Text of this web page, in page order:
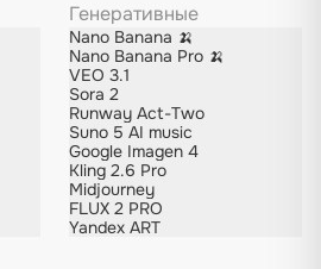
Генеративные
Nano Banana 🍌
Nano Banana Pro 🍌
VEO 3.1
Sora 2
Runway Act-Two
Suno 5 AI music
Google Imagen 4
Kling 2.6 Pro
Midjourney
FLUX 2 PRO
Yandex ART